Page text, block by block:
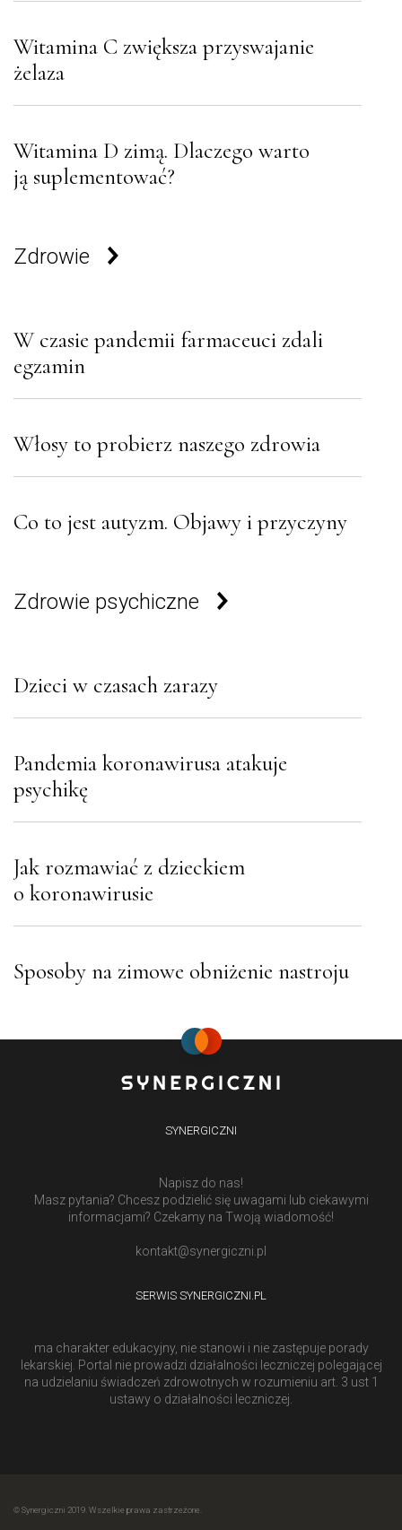
Witamina C zwiększa przyswajanie
żelaza
Witamina D zimą. Dlaczego warto
ją suplementować?
Zdrowie
W czasie pandemii farmaceuci zdali
egzamin
Włosy to probierz naszego zdrowia
Co to jest autyzm. Objawy i przyczyny
Zdrowie psychiczne
Dzieci w czasach zarazy
Pandemia koronawirusa atakuje
psychikę
Jak rozmawiać z dzieckiem
o koronawirusie
Sposoby na zimowe obniżenie nastroju
SYNERGICZNI
Napisz do nas!
Masz pytania? Chcesz podzielić się uwagami lub ciekawymi
informacjami? Czekamy na Twoją wiadomość!
kontakt@synergiczni.pl
SERWIS SYNERGICZNI.PL
ma charakter edukacyjny, nie stanowi i nie zastępuje porady
lekarskiej. Portal nie prowadzi działalności leczniczej polegającej
na udzielaniu świadczeń zdrowotnych w rozumieniu art. 3 ust 1
ustawy o działalności leczniczej.
© Synergiczni 2019. Wszelkie prawa zastrzeżone.